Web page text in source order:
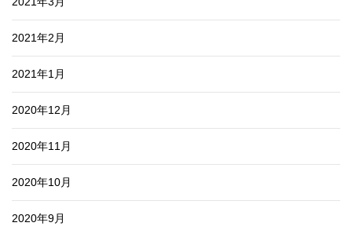
2021年2月
2021年1月
2020年12月
2020年11月
2020年10月
2020年9月